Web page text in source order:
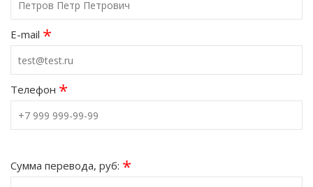
E-mail *
Телефон *
Сумма перевода, руб: *